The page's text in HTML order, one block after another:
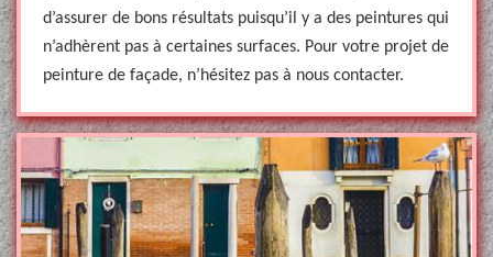
d’assurer de bons résultats puisqu’il y a des peintures qui
n’adhèrent pas à certaines surfaces. Pour votre projet de
peinture de façade, n’hésitez pas à nous contacter.